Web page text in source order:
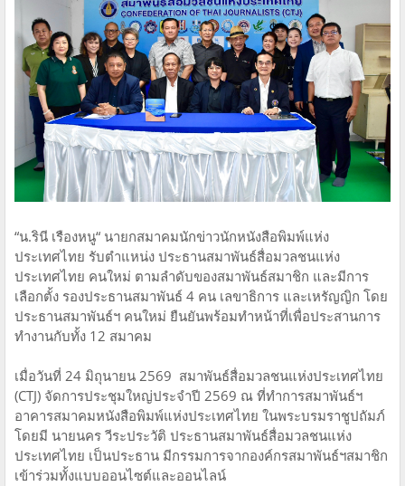
​“น.รินี เรืองหนู“ นายกสมาคมนักข่าวนักหนังสือพิมพ์แห่ง
ประเทศไทย รับตำแหน่ง ประธานสมาพันธ์สื่อมวลชนแห่ง
ประเทศไทย คนใหม่ ตามลำดับของสมาพันธ์สมาชิก และมีการ
เลือกตั้ง รองประธานสมาพันธ์ 4 คน เลขาธิการ และเหรัญญิก โดย
ประธานสมาพันธ์ฯ คนใหม่ ยืนยันพร้อมทำหน้าที่เพื่อประสานการ
ทำงานกับทั้ง 12 สมาคม
​เมื่อวันที่ 24 มิถุนายน 2569 สมาพันธ์สื่อมวลชนแห่งประเทศไทย
(CTJ) จัดการประชุมใหญ่ประจำปี 2569 ณ ที่ทำการสมาพันธ์ฯ
อาคารสมาคมหนังสือพิมพ์แห่งประเทศไทย ในพระบรมราชูปถัมภ์
โดยมี นายนคร วีระประวัติ ประธานสมาพันธ์สื่อมวลชนแห่ง
ประเทศไทย เป็นประธาน มีกรรมการจากองค์กรสมาพันธ์ฯสมาชิก
เข้าร่วมทั้งแบบออนไซต์และออนไลน์